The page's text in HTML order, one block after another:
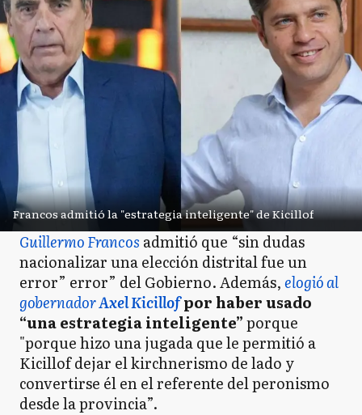
Francos admitió la "estrategia inteligente" de Kicillof
Guillermo Francos admitió que “sin dudas
nacionalizar una elección distrital fue un
error” error” del Gobierno. Además,elogió al
gobernadorAxel Kicillofpor haber usado
“una estrategia inteligente”porque
"porque hizo una jugada que le permitió a
Kicillof dejar el kirchnerismo de lado y
convertirse él en el referente del peronismo
desde la provincia”.